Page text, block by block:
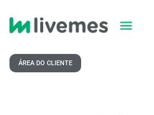
ÁREA DO CLIENTE